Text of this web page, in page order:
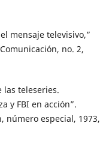
mensaje televisivo,”
no. 2,
las teleseries.
y FBI en acción”.
número especial, 1973,